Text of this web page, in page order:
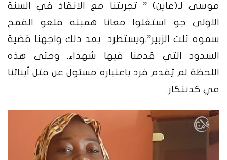
موسى لـ(عاين) ” تجربتنا مع الانقاذ في السنة
الاولى جو استغلوا معانا همبته قلعو القمح
سموه تلت الزبير”.ويستطرد بعد ذلك واجهنا قضية
السدود التي قدمنا فيها شهداء. وحتى هذه
اللحظة لم يًقدم فرد باعتباره مسئول عن قتل أبنائنا
في كدنتكار.